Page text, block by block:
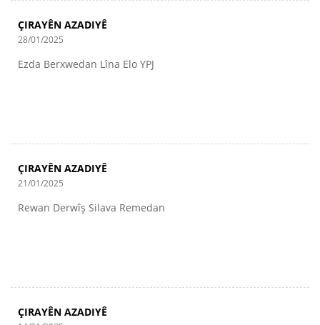
ÇIRAYÊN AZADIYÊ
28/01/2025
Ezda Berxwedan Lîna Elo YPJ
ÇIRAYÊN AZADIYÊ
21/01/2025
Rewan Derwîş Silava Remedan
ÇIRAYÊN AZADIYÊ